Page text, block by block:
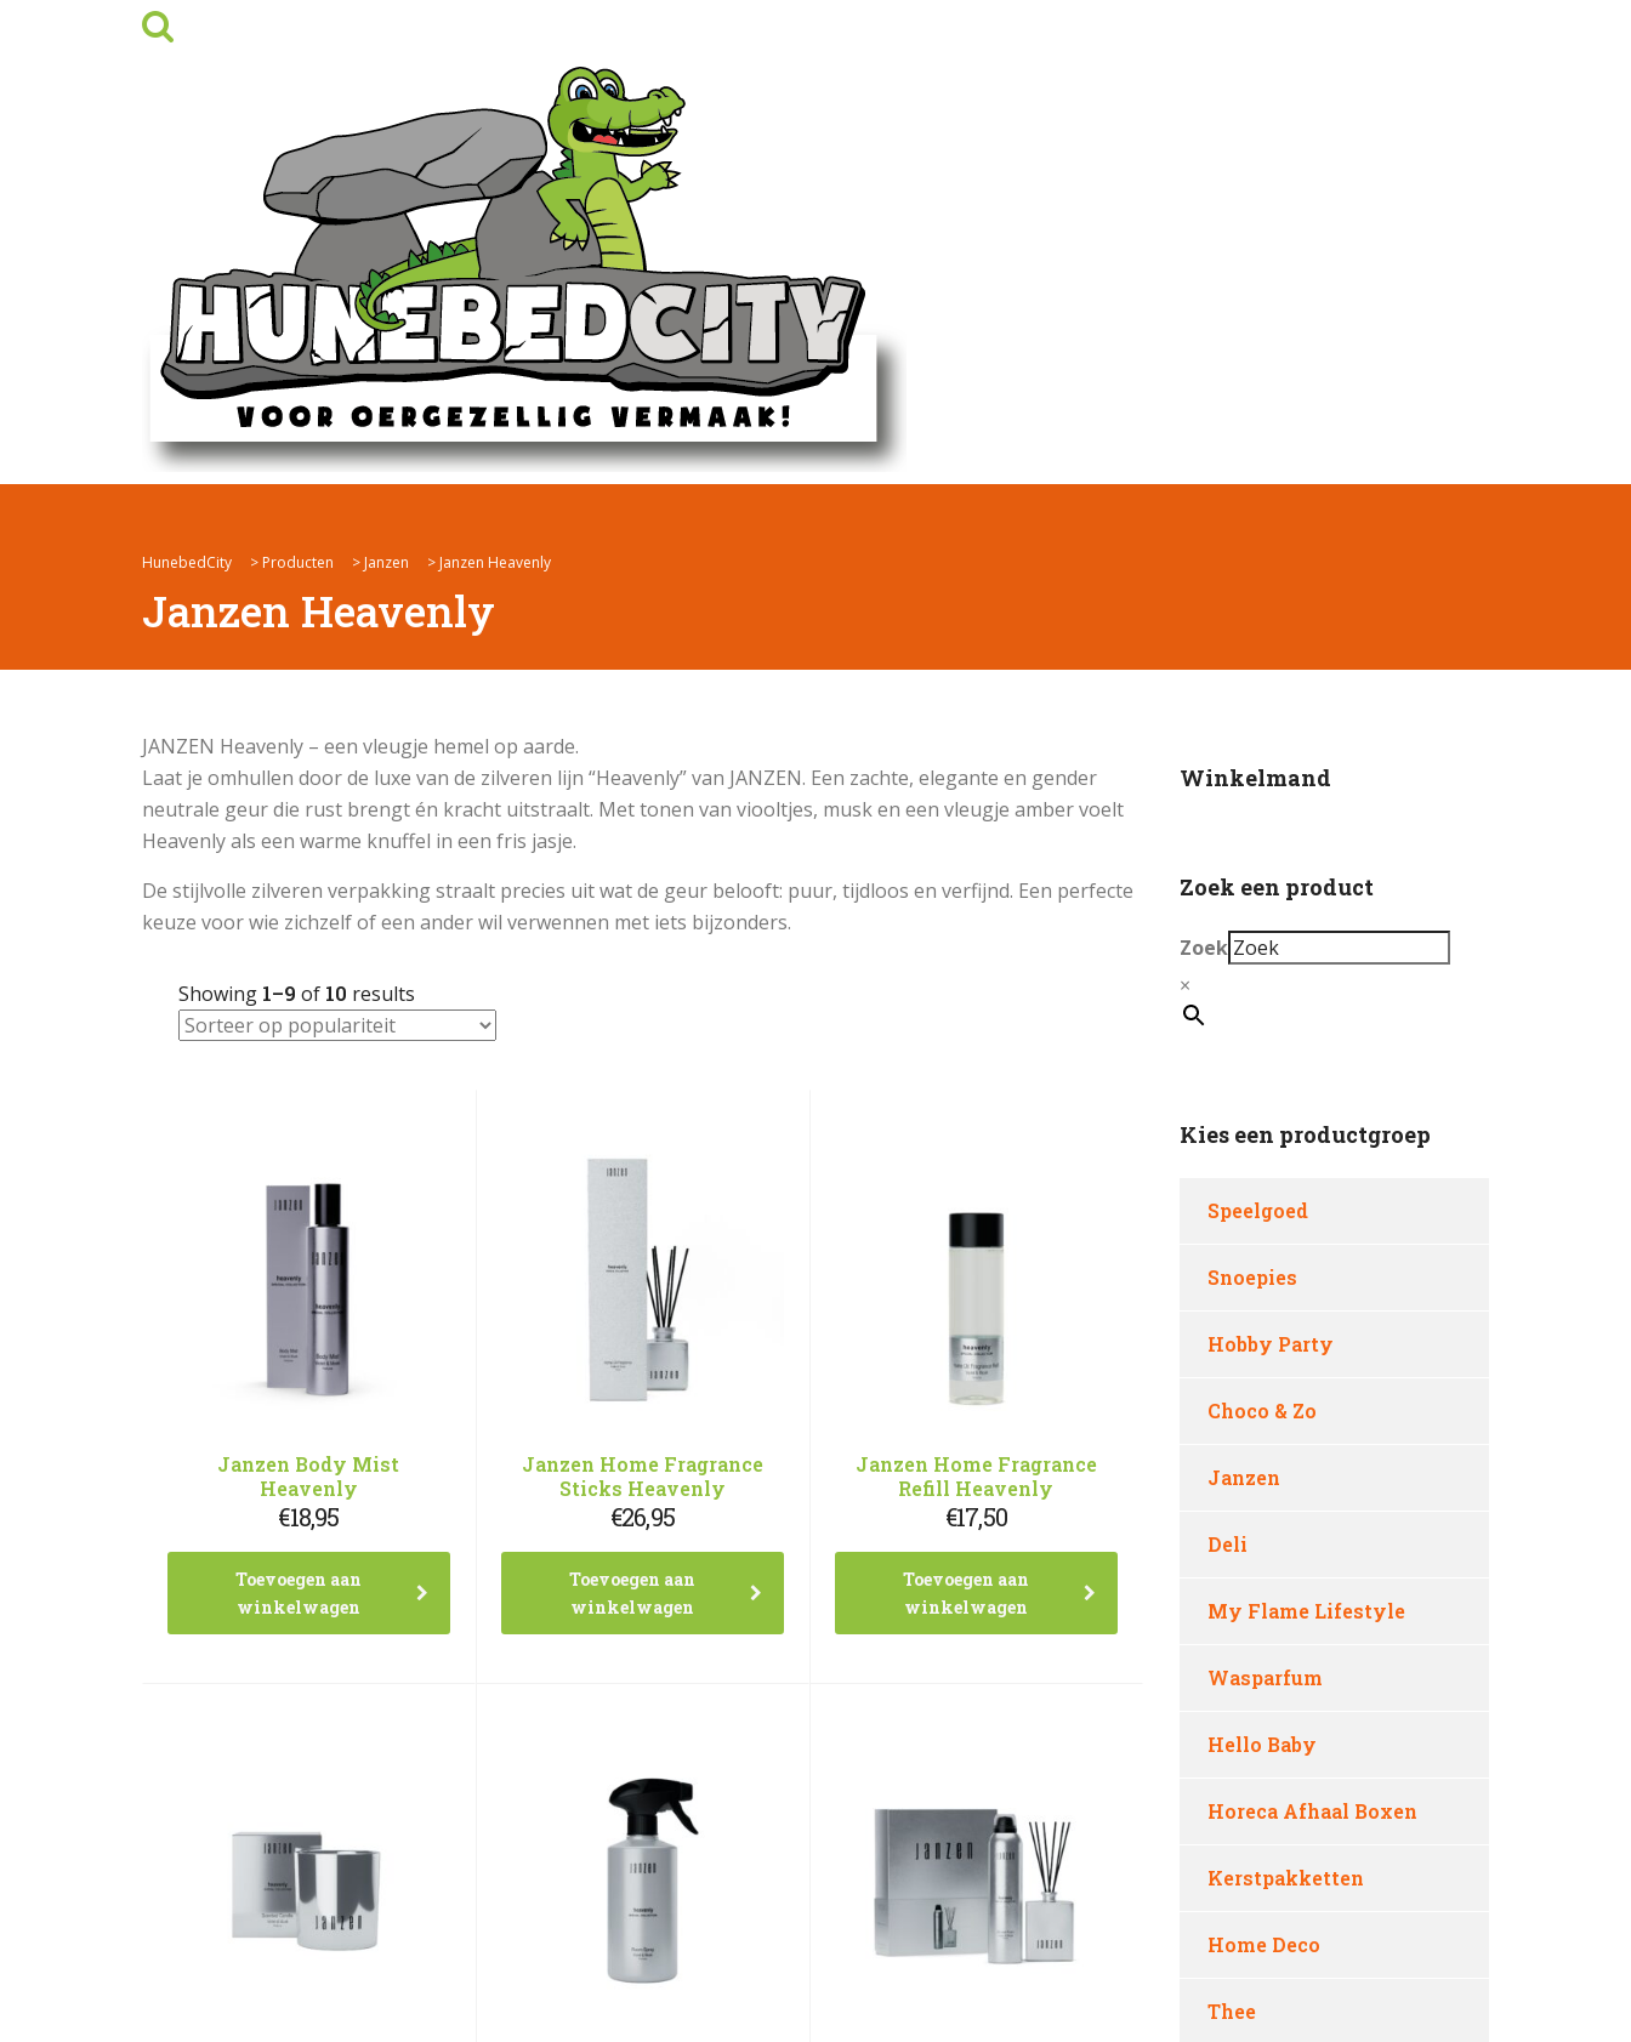
HunebedCity > Producten > Janzen > Janzen Heavenly
Janzen Heavenly
JANZEN Heavenly – een vleugje hemel op aarde.
Laat je omhullen door de luxe van de zilveren lijn “Heavenly” van JANZEN. Een zachte, elegante en gender
neutrale geur die rust brengt én kracht uitstraalt. Met tonen van viooltjes, musk en een vleugje amber voelt
Heavenly als een warme knuffel in een fris jasje.
De stijlvolle zilveren verpakking straalt precies uit wat de geur belooft: puur, tijdloos en verfijnd. Een perfecte
keuze voor wie zichzelf of een ander wil verwennen met iets bijzonders.
Showing 1–9 of 10 results
Janzen Body Mist
Heavenly
€18,95
Toevoegen aan
winkelwagen
Janzen Home Fragrance
Sticks Heavenly
€26,95
Toevoegen aan
winkelwagen
Janzen Home Fragrance
Refill Heavenly
€17,50
Toevoegen aan
winkelwagen
Winkelmand
Zoek een product
Zoek
×
Kies een productgroep
Speelgoed
Snoepies
Hobby Party
Choco & Zo
Janzen
Deli
My Flame Lifestyle
Wasparfum
Hello Baby
Horeca Afhaal Boxen
Kerstpakketten
Home Deco
Thee